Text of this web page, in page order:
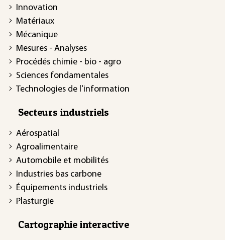
Innovation
Matériaux
Mécanique
Mesures - Analyses
Procédés chimie - bio - agro
Sciences fondamentales
Technologies de l'information
Secteurs industriels
Aérospatial
Agroalimentaire
Automobile et mobilités
Industries bas carbone
Équipements industriels
Plasturgie
Cartographie interactive